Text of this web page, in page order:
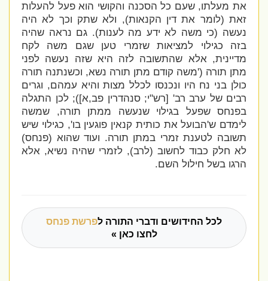
את מעלתו, שעם כל הסכנה והקושי הוא פעל להעלות
זאת (לומר את דין הקנאות), ולא שתק וכך לא היה
נעשה (כי משה לא ידע מה לענות). גם נראה שהיה
בזה כגילוי למציאות שזמרי טען שגם משה לקח
מדיינית, אלא שהתשובה לזה היא שזה נעשה לפני
מתן תורה (' משה קודם מתן תורה נשא, וכשנתנה תורה
כולן בני נח היו ונכנסו לכלל מצות והיא עמהם, וגרים
רבים של ערב רב' [רש"י; סנהדרין פב,א]);לכן התגלה
בפנחס שפעל בגילוי שנעשה ממתן תורה, שמשה
לימדם ש' הבועל את כותית קנאין פוגעין בו', כגילוי שיש
תשובה לטענת זמרי במתן תורה. ועודשהוא (פנחס)
לא חלק כבוד לחשוב (לרב), לזמרי שהיה נשיא, אלא
הרגו בשל חילול השם.
לכל החידושים ודברי התורה לפרשת פנחס
לחצו כאן »